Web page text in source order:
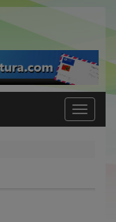
Toggle
navigation